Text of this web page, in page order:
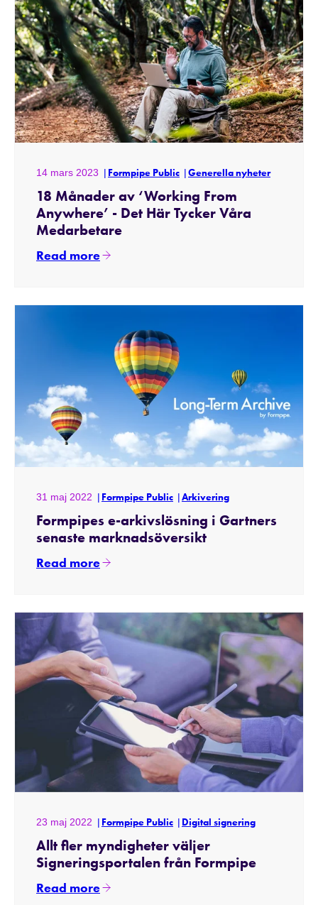
14 mars 2023 Formpipe Public Generella nyheter
18 Månader av ‘Working From
Anywhere’ - Det Här Tycker Våra
Medarbetare
Read more
31 maj 2022 Formpipe Public Arkivering
Formpipes e-arkivslösning i Gartners
senaste marknadsöversikt
Read more
23 maj 2022 Formpipe Public Digital signering
Allt fler myndigheter väljer
Signeringsportalen från Formpipe
Read more